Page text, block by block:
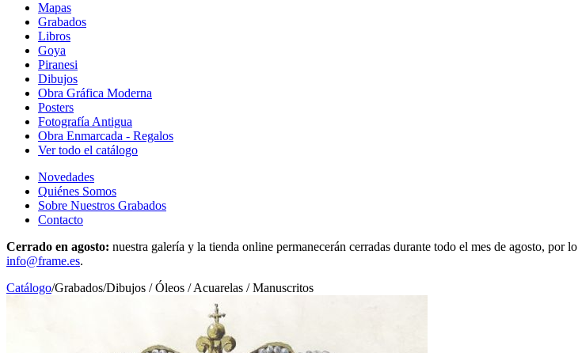
Mapas
Grabados
Libros
Goya
Piranesi
Dibujos
Obra Gráfica Moderna
Posters
Fotografía Antigua
Obra Enmarcada - Regalos
Ver todo el catálogo
Novedades
Quiénes Somos
Sobre Nuestros Grabados
Contacto
Cerrado en agosto: nuestra galería y la tienda online permanecerán cerradas durante todo el mes de agosto, por
info@frame.es.
Catálogo/Grabados/Dibujos / Óleos / Acuarelas / Manuscritos